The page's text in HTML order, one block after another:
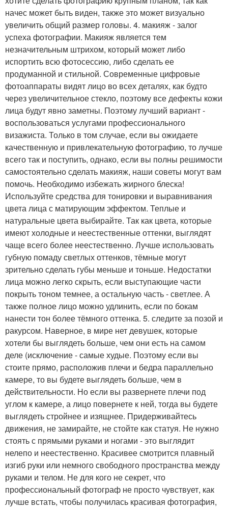
начес может быть виден, также это может визуально
увеличить общий размер головы. 4. макияж - залог
успеха фотографии. Макияж является тем
незначительным штрихом, который может либо
испортить всю фотосессию, либо сделать ее
продуманной и стильной. Современные цифровые
фотоаппараты видят лицо во всех деталях, как будто
через увеличительное стекло, поэтому все дефекты кожи
лица будут явно заметны. Поэтому лучший вариант -
воспользоваться услугами профессионального
визажиста. Только в том случае, если вы ожидаете
качественную и привлекательную фотографию, то лучше
всего так и поступить, однако, если вы полны решимости
самостоятельно сделать макияж, наши советы могут вам
помочь. Необходимо избежать жирного блеска!
Используйте средства для тонировки и выравнивания
цвета лица с матирующим эффектом. Теплые и
натуральные цвета выбирайте. Так как цвета, которые
имеют холодные и неестественные оттенки, выглядят
чаще всего более неестественно. Лучше использовать
губную помаду светлых оттенков, тёмные могут
зрительно сделать губы меньше и тоньше. Недостатки
лица можно легко скрыть, если выступающие части
покрыть тоном темнее, а остальную часть - светлее. А
также полное лицо можно удлинить, если по бокам
нанести тон более тёмного оттенка. 5. следите за позой и
ракурсом. Наверное, в мире нет девушек, которые
хотели бы выглядеть больше, чем они есть на самом
деле (исключение - самые худые. Поэтому если вы
стоите прямо, расположив плечи и бедра параллельно
камере, то вы будете выглядеть больше, чем в
действительности. Но если вы развернете плечи под
углом к камере, а лицо повернете к ней, тогда вы будете
выглядеть стройнее и изящнее. Придерживайтесь
движения, не замирайте, не стойте как статуя. Не нужно
стоять с прямыми руками и ногами - это выглядит
нелепо и неестественно. Красивее смотрится плавный
изгиб руки или немного свободного пространства между
руками и телом. Не для кого не секрет, что
профессиональный фотограф не просто чувствует, как
лучше встать, чтобы получилась красивая фотография,